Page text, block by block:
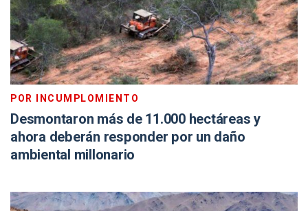
POR INCUMPLOMIENTO
Desmontaron más de 11.000 hectáreas y
ahora deberán responder por un daño
ambiental millonario